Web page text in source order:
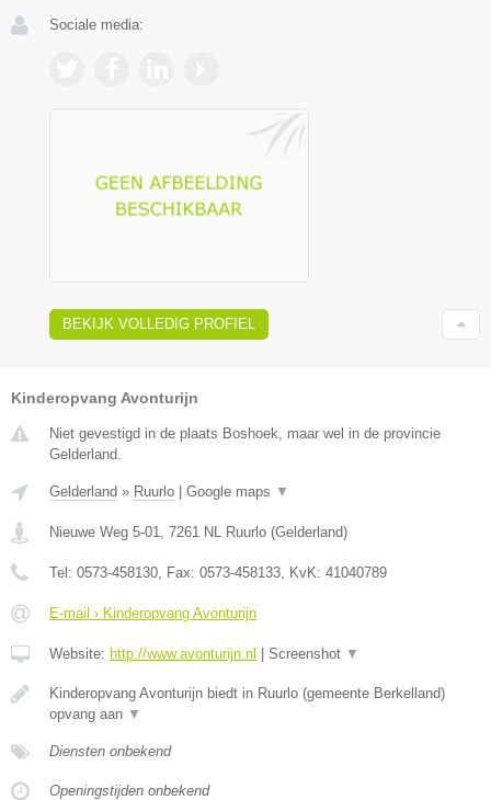
Sociale media:
BEKIJK VOLLEDIG PROFIEL
Kinderopvang Avonturijn
Niet gevestigd in de plaats Boshoek, maar wel in de provincie
Gelderland.
Gelderland » Ruurlo | Google maps ▼
Nieuwe Weg 5-01 7261 NL Ruurlo (Gelderland)
Tel: 0573-458130 , Fax: 0573-458133 , KvK: 41040789
E-mail › Kinderopvang Avonturijn
Website: http://www.avonturijn.nl | Screenshot ▼
Kinderopvang Avonturijn biedt in Ruurlo (gemeente Berkelland)
opvang aan ▼
Diensten onbekend
Openingstijden onbekend